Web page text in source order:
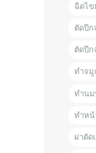
ฉีดไ
ตัดปี
ตัดปีก
ทำจมู
ทำน
ทำห
ผ่าตัด